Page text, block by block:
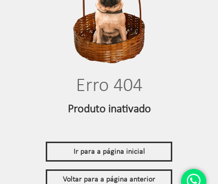
Erro 404
Produto inativado
Ir para a página inicial
Voltar para a página anterior